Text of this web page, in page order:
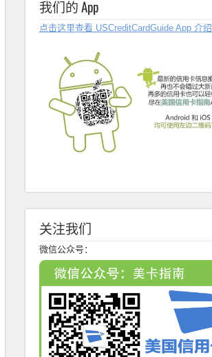
我们的 App
点击这里查看 USCreditCardGuide App 介绍
关注我们
微信公众号：